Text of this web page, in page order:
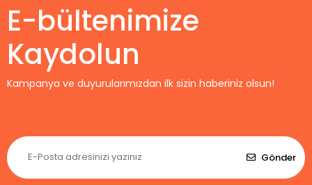
E-bültenimize
Kaydolun
Kampanya ve duyurularımızdan ilk sizin haberiniz olsun!
Gönder